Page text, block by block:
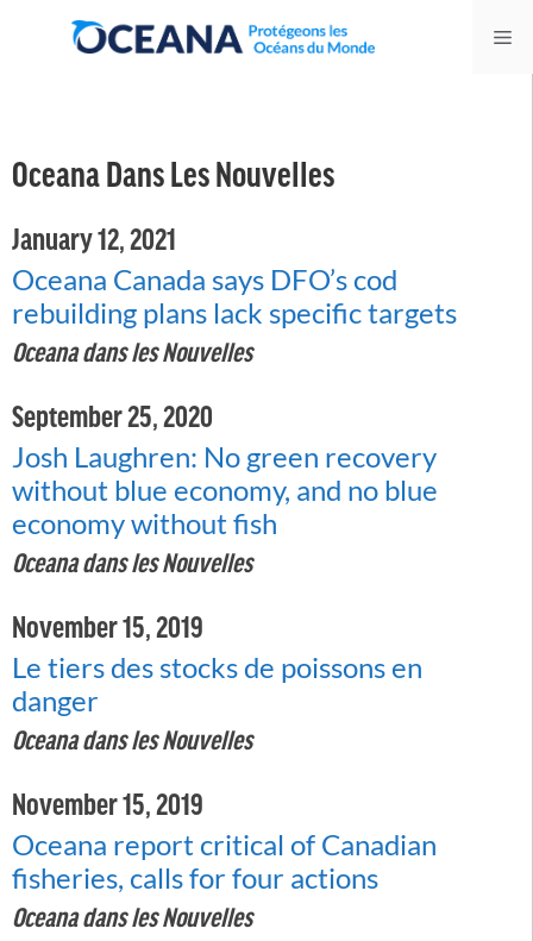
Oceana Dans Les Nouvelles
January 12, 2021
Oceana Canada says DFO’s cod
rebuilding plans lack specific targets
Oceana dans les Nouvelles
September 25, 2020
Josh Laughren: No green recovery
without blue economy, and no blue
economy without fish
Oceana dans les Nouvelles
November 15, 2019
Le tiers des stocks de poissons en
danger
Oceana dans les Nouvelles
November 15, 2019
Oceana report critical of Canadian
fisheries, calls for four actions
Oceana dans les Nouvelles